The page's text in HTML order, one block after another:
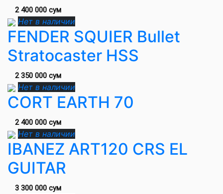
2 400 000 сум
Нет в наличии
FENDER SQUIER Bullet
Stratocaster HSS
2 350 000 сум
Нет в наличии
CORT EARTH 70
2 400 000 сум
Нет в наличии
IBANEZ ART120 CRS EL
GUITAR
3 300 000 сум